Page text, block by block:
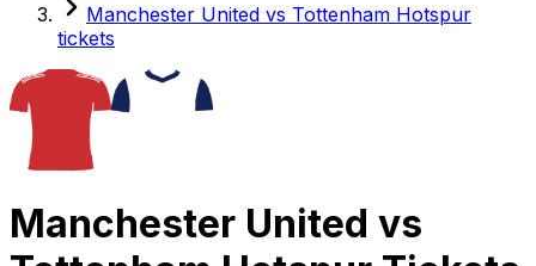
Manchester United vs Tottenham Hotspur
tickets
Manchester United vs